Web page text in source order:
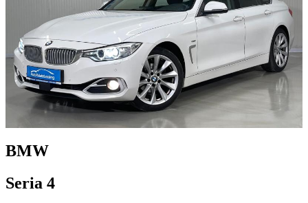
BMW
Seria 4